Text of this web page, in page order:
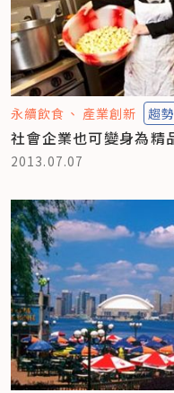
永續飲食 產業創新 趨勢
社會企業也可變身為精
2013.07.07